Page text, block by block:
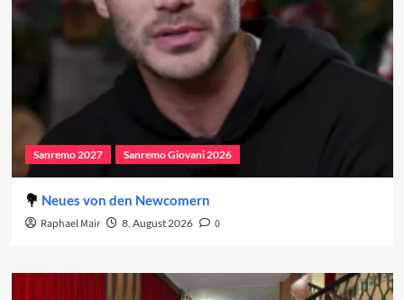
Sanremo 2027 Sanremo Giovani 2026
Neues von den Newcomern
Raphael Mair 8. August 2026 0